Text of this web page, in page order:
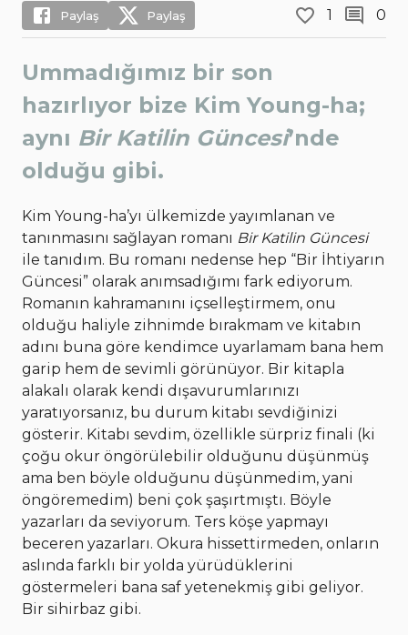
Paylaş Paylaş 1 0
Ummadığımız bir son
hazırlıyor bize Kim Young-ha;
aynı Bir Katilin Güncesi’nde
olduğu gibi.
Kim Young-ha’yı ülkemizde yayımlanan ve
tanınmasını sağlayan romanı Bir Katilin Güncesi
ile tanıdım. Bu romanı nedense hep “Bir İhtiyarın
Güncesi” olarak anımsadığımı fark ediyorum.
Romanın kahramanını içselleştirmem, onu
olduğu haliyle zihnimde bırakmam ve kitabın
adını buna göre kendimce uyarlamam bana hem
garip hem de sevimli görünüyor. Bir kitapla
alakalı olarak kendi dışavurumlarınızı
yaratıyorsanız, bu durum kitabı sevdiğinizi
gösterir. Kitabı sevdim, özellikle sürpriz finali (ki
çoğu okur öngörülebilir olduğunu düşünmüş
ama ben böyle olduğunu düşünmedim, yani
öngöremedim) beni çok şaşırtmıştı. Böyle
yazarları da seviyorum. Ters köşe yapmayı
beceren yazarları. Okura hissettirmeden, onların
aslında farklı bir yolda yürüdüklerini
göstermeleri bana saf yetenekmiş gibi geliyor.
Bir sihirbaz gibi.